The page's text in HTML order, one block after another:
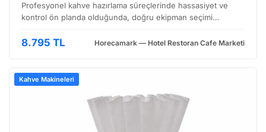
Profesyonel kahve hazırlama süreçlerinde hassasiyet ve
kontrol ön planda olduğunda, doğru ekipman seçimi
Kettle, bu noktada özellikle elle demleme (pour over)
8.795 TL Horecamark — Hotel Restoran Cafe Marketi
Kahve Makineleri